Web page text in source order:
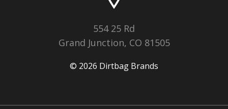
554 25 Rd
Grand Junction, CO 81505
© 2026 Dirtbag Brands